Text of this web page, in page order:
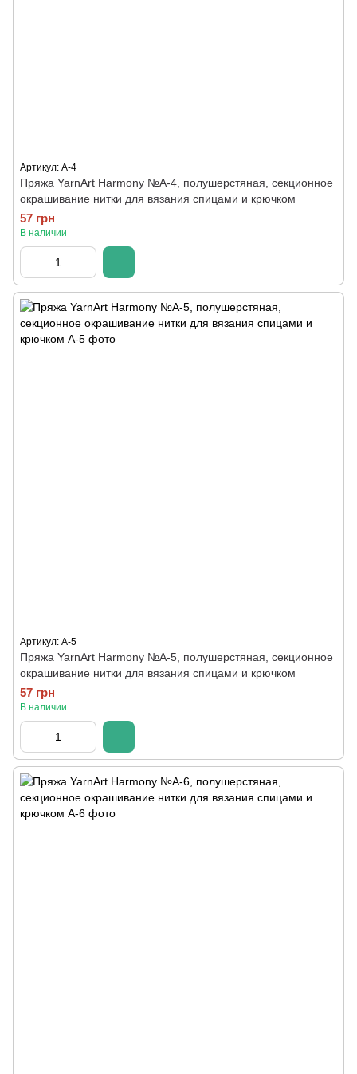
Артикул: A-4
Пряжа YarnArt Harmony №А-4, полушерстяная, секционное
окрашивание нитки для вязания спицами и крючком
57 грн
В наличии
Артикул: A-5
Пряжа YarnArt Harmony №А-5, полушерстяная, секционное
окрашивание нитки для вязания спицами и крючком
57 грн
В наличии